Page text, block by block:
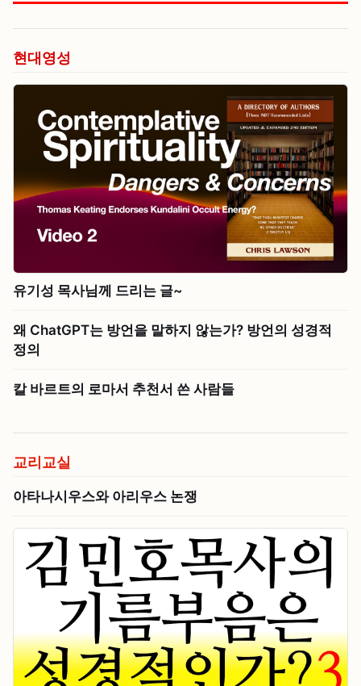
현대영성
유기성 목사님께 드리는 글~
왜 ChatGPT는 방언을 말하지 않는가? 방언의 성경적
정의
칼 바르트의 로마서 추천서 쓴 사람들
교리교실
아타나시우스와 아리우스 논쟁